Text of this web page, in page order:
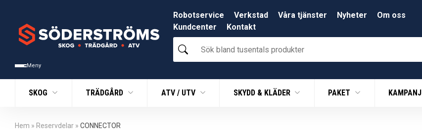
Meny
Robotservice Verkstad Våra tjänster Nyheter
Om oss
Kundcenter
Kontakt
Sök
bland
produkter
SKOG TRÄDGÅRD ATV / UTV SKYDD & KLÄDER PAKET KAMPANJ
Hem » Reservdelar » CONNECTOR